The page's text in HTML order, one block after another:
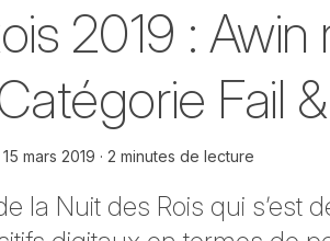
2019 :
Fail
15 mars 2019 2 minutes de lecture
la Nuit des Rois qui s’est